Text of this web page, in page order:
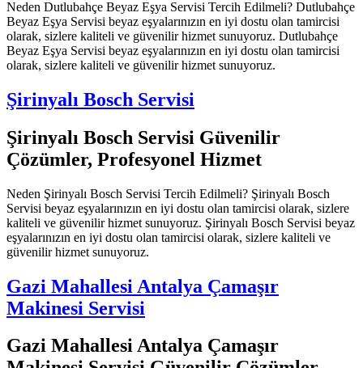
Neden Dutlubahçe Beyaz Eşya Servisi Tercih Edilmeli? Dutlubahçe
Beyaz Eşya Servisi beyaz eşyalarınızın en iyi dostu olan tamircisi
olarak, sizlere kaliteli ve güvenilir hizmet sunuyoruz. Dutlubahçe
Beyaz Eşya Servisi beyaz eşyalarınızın en iyi dostu olan tamircisi
olarak, sizlere kaliteli ve güvenilir hizmet sunuyoruz.
Şirinyalı Bosch Servisi
Şirinyalı Bosch Servisi Güvenilir
Çözümler, Profesyonel Hizmet
Neden Şirinyalı Bosch Servisi Tercih Edilmeli? Şirinyalı Bosch
Servisi beyaz eşyalarınızın en iyi dostu olan tamircisi olarak, sizlere
kaliteli ve güvenilir hizmet sunuyoruz. Şirinyalı Bosch Servisi beyaz
eşyalarınızın en iyi dostu olan tamircisi olarak, sizlere kaliteli ve
güvenilir hizmet sunuyoruz.
Gazi Mahallesi Antalya Çamaşır
Makinesi Servisi
Gazi Mahallesi Antalya Çamaşır